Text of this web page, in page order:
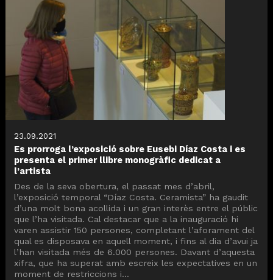
23.09.2021
Es prorroga l’exposició sobre Eusebi Díaz Costa i es
presenta el primer llibre monogràfic dedicat a
l’artista
Des de la seva obertura, el passat mes d’abril,
l’exposició temporal “Díaz Costa. Ceramista” ha gaudit
d’una molt bona acollida i un gran interès entre el públic
que l’ha visitada. Cal destacar que a la inauguració hi
varen assistir 150 persones, completant l’aforament del
qual es disposava en aquell moment, i fins al dia d’avui ja
l’han visitada més de 6.000 persones. Davant d’aquesta
xifra, que ha superat amb escreix les expectatives en un
moment de restriccions i...